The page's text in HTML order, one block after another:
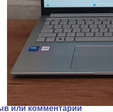
или комментарий